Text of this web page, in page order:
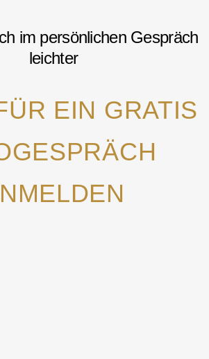
im persönlichen Gespräch
leichter
EIN GRATIS